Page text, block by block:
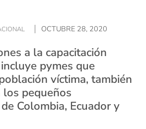
OCTUBRE 28, 2020
a la capacitación
pymes que
víctima, también
los pequeños
Colombia, Ecuador y